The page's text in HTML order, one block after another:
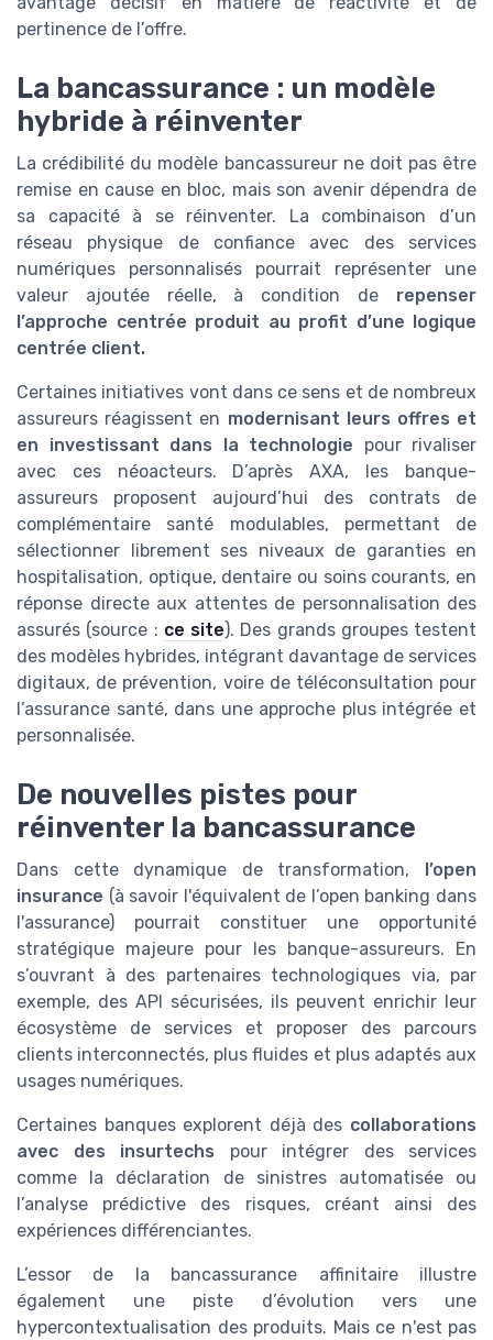
pertinence de l’offre.
La bancassurance : un modèle
hybride à réinventer
La crédibilité du modèle bancassureur ne doit pas être
remise en cause en bloc, mais son avenir dépendra de
sa capacité à se réinventer. La combinaison d’un
réseau physique de confiance avec des services
numériques personnalisés pourrait représenter une
valeur ajoutée réelle, à condition de repenser
l’approche centrée produit au profit d’une logique
centrée client.
Certaines initiatives vont dans ce sens et de nombreux
assureurs réagissent en modernisant leurs offres et
en investissant dans la technologie pour rivaliser
avec ces néoacteurs. D’après AXA, les banque-
assureurs proposent aujourd’hui des contrats de
complémentaire santé modulables, permettant de
sélectionner librement ses niveaux de garanties en
hospitalisation, optique, dentaire ou soins courants, en
réponse directe aux attentes de personnalisation des
assurés (source : ce site). Des grands groupes testent
des modèles hybrides, intégrant davantage de services
digitaux, de prévention, voire de téléconsultation pour
l’assurance santé, dans une approche plus intégrée et
personnalisée.
De nouvelles pistes pour
réinventer la bancassurance
Dans cette dynamique de transformation,
l’open
insurance (à savoir l'équivalent de l’open banking dans
l'assurance) pourrait constituer une opportunité
stratégique majeure pour les banque-assureurs. En
s’ouvrant à des partenaires technologiques via, par
exemple, des API sécurisées, ils peuvent enrichir leur
écosystème de services et proposer des parcours
clients interconnectés, plus fluides et plus adaptés aux
usages numériques.
Certaines banques explorent déjà des collaborations
avec des insurtechs pour intégrer des services
comme la déclaration de sinistres automatisée ou
l’analyse prédictive des risques, créant ainsi des
expériences différenciantes.
L’essor de la bancassurance affinitaire illustre
également une piste d’évolution vers une
hypercontextualisation des produits. Mais ce n'est pas